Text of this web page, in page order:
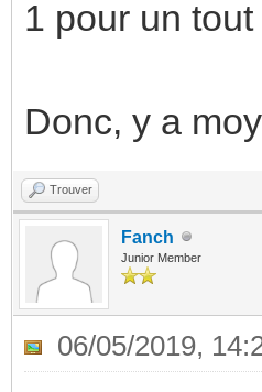
1 pour un tout
Donc, y a
Trouver
Fanch
Junior Member
06/05/2019,